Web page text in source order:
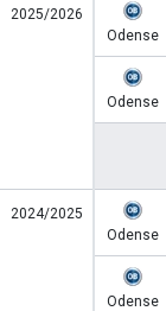
2025/2026
Odense
Odense
2024/2025
Odense
Odense